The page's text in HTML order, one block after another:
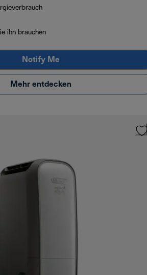
ihn brauchen
Notify Me
Mehr entdecken